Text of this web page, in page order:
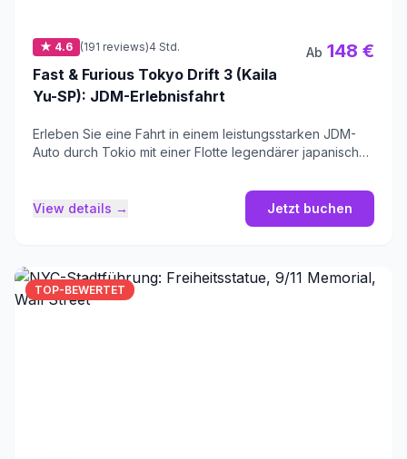
★ 4.6 (191 reviews)4 Std.
Fast & Furious Tokyo Drift 3 (Kaila
Yu-SP): JDM-Erlebnisfahrt
Ab 148 €
Erleben Sie eine Fahrt in einem leistungsstarken JDM-
Auto durch Tokio mit einer Flotte legendärer japanischer
View details → Jetzt buchen
TOP-BEWERTET